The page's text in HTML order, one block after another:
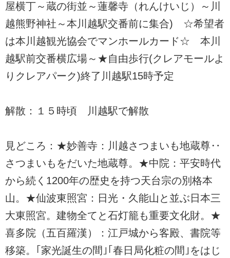
屋横丁～蔵の街並～蓮馨寺（れんけいじ）～川
越熊野神社～本川越駅交番前に集合) ☆希望者
は本川越観光協会でマンホールカード☆ 本川
越駅前交番横広場～★自由歩行(クレアモールよ
りクレアパーク)終了川越駅15時予定
解散：１５時頃 川越駅で解散
見どころ：★妙善寺：川越さつまいも地蔵尊‥
さつまいもをだいた地蔵尊。★中院：平安時代
から続く1200年の歴史を持つ天台宗の別格本
山。★仙波東照宮：日光・久能山と並ぶ日本三
大東照宮。建物全てと石灯籠も重要文化財。★
喜多院（五百羅漢）：江戸城から客殿、書院等
移築。｢家光誕生の間｣｢春日局化粧の間｣をはじ